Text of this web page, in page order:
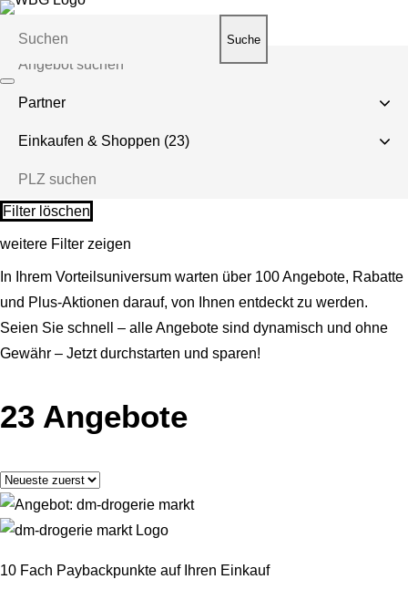
Suche
Filter löschen
weitere Filter zeigen
In Ihrem Vorteilsuniversum warten über 100 Angebote, Rabatte
und Plus-Aktionen darauf, von Ihnen entdeckt zu werden.
Seien Sie schnell – alle Angebote sind dynamisch und ohne
Gewähr – Jetzt durchstarten und sparen!
23 Angebote
10 Fach Paybackpunkte auf Ihren Einkauf